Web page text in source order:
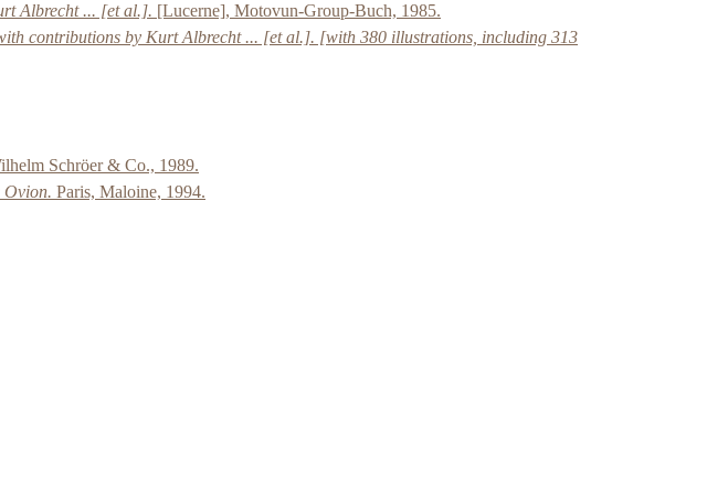
Albrecht ... [et al.]. [Lucerne], Motovun-Group-Buch, 1985.
contributions by Kurt Albrecht ... [et al.]. [with 380 illustrations, including 313
Schröer & Co., 1989.
Ovion. Paris, Maloine, 1994.